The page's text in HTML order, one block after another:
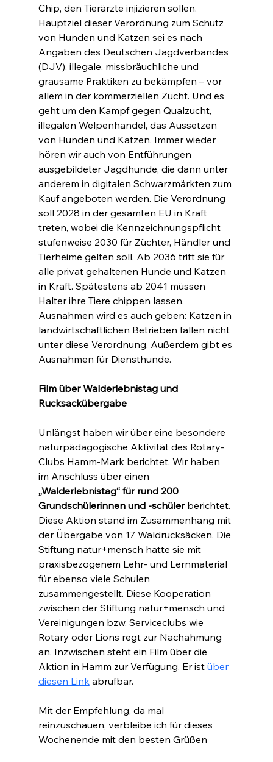
Chip, den Tierärzte injizieren sollen.
Hauptziel dieser Verordnung zum Schutz
von Hunden und Katzen sei es nach
Angaben des Deutschen Jagdverbandes
(DJV), illegale, missbräuchliche und
grausame Praktiken zu bekämpfen – vor
allem in der kommerziellen Zucht. Und es
geht um den Kampf gegen Qualzucht,
illegalen Welpenhandel, das Aussetzen
von Hunden und Katzen. Immer wieder
hören wir auch von Entführungen
ausgebildeter Jagdhunde, die dann unter
anderem in digitalen Schwarzmärkten zum
Kauf angeboten werden. Die Verordnung
soll 2028 in der gesamten EU in Kraft
treten, wobei die Kennzeichnungspflicht
stufenweise 2030 für Züchter, Händler und
Tierheime gelten soll. Ab 2036 tritt sie für
alle privat gehaltenen Hunde und Katzen
in Kraft. Spätestens ab 2041 müssen
Halter ihre Tiere chippen lassen.
Ausnahmen wird es auch geben: Katzen in
landwirtschaftlichen Betrieben fallen nicht
unter diese Verordnung. Außerdem gibt es
Ausnahmen für Diensthunde.
Film über Walderlebnistag und
Rucksackübergabe
Unlängst haben wir über eine besondere
naturpädagogische Aktivität des Rotary-
Clubs Hamm-Mark berichtet. Wir haben
im Anschluss über einen
„Walderlebnistag“ für rund 200
Grundschülerinnen und -schüler berichtet.
Diese Aktion stand im Zusammenhang mit
der Übergabe von 17 Waldrucksäcken. Die
Stiftung natur+mensch hatte sie mit
praxisbezogenem Lehr- und Lernmaterial
für ebenso viele Schulen
zusammengestellt. Diese Kooperation
zwischen der Stiftung natur+mensch und
Vereinigungen bzw. Serviceclubs wie
Rotary oder Lions regt zur Nachahmung
an. Inzwischen steht ein Film über die
Aktion in Hamm zur Verfügung. Er ist über
diesen Link abrufbar.
Mit der Empfehlung, da mal
reinzuschauen, verbleibe ich für dieses
Wochenende mit den besten Grüßen